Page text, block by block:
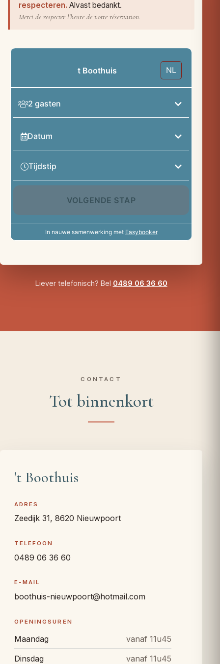
respecteren. Alvast bedankt.
Merci de respecter l'heure de votre réservation.
Liever telefonisch? Bel 0489 06 36 60
CONTACT
Tot binnenkort
't Boothuis
ADRES
Zeedijk 31, 8620 Nieuwpoort
TELEFOON
0489 06 36 60
E-MAIL
boothuis-nieuwpoort@hotmail.com
OPENINGSUREN
Maandag
vanaf 11u45
Dinsdag
vanaf 11u45